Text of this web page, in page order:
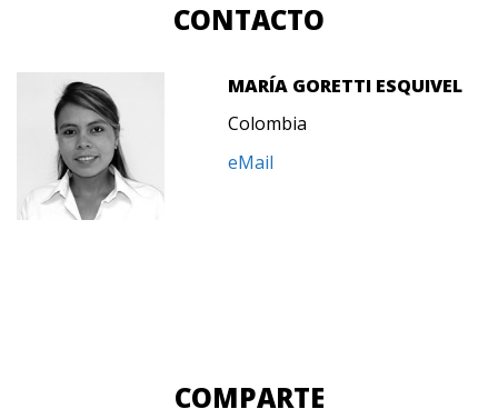
CONTACTO
MARÍA GORETTI ESQUIVEL
Colombia
eMail